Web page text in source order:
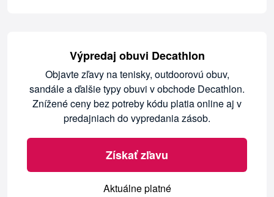
Výpredaj obuvi Decathlon
Objavte zľavy na tenisky, outdoorovú obuv,
sandále a ďalšie typy obuvi v obchode Decathlon.
Znížené ceny bez potreby kódu platia online aj v
predajniach do vypredania zásob.
Získať zľavu
Aktuálne platné